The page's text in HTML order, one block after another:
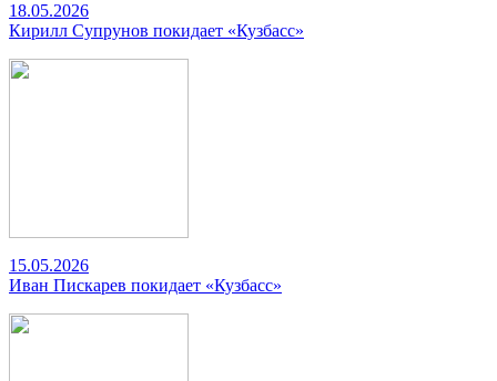
18.05.2026
Кирилл Супрунов покидает «Кузбасс»
15.05.2026
Иван Пискарев покидает «Кузбасс»